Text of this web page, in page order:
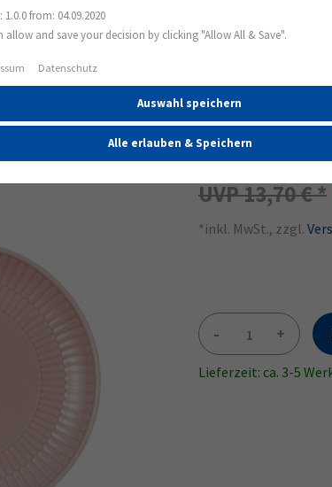
Amina Rosé Amina Brotteller rund 16 cm Rosé
43%
Amina
13,70 €
*inkl. MwSt., zzgl.
- +
Lieferzeit: ca. 3-5
1.0.0 from: 04.09.2020
allow and save your decision by clicking "Allow All & Save".
Datenschutz
Auswahl speichern
Alle erlauben & Speichern